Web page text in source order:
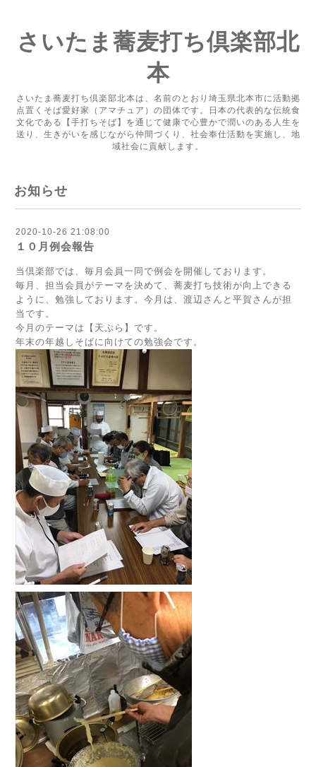
さいたま蕎麦打ち倶楽部北
本
さいたま蕎麦打ち倶楽部北本は、名前のとおり埼玉県北本市に活動拠
点置くそば愛好家（アマチュア）の団体です。日本の代表的な伝統食
文化である【手打ちそば】を通じて健康で心豊かで潤いのある人生を
送り、生きがいを感じながら仲間づくり、社会奉仕活動を実施し、地
域社会に貢献します。
お知らせ
2020-10-26 21:08:00
１０月例会報告
当倶楽部では、毎月会員一同で例会を開催しております。
毎月、担当会員がテーマを決めて、蕎麦打ち技術が向上できる
ように、勉強しております。今月は、渡辺さんと平賀さんが担
当です。
今月のテーマは【天ぷら】です。
年末の年越しそばに向けての勉強会です。